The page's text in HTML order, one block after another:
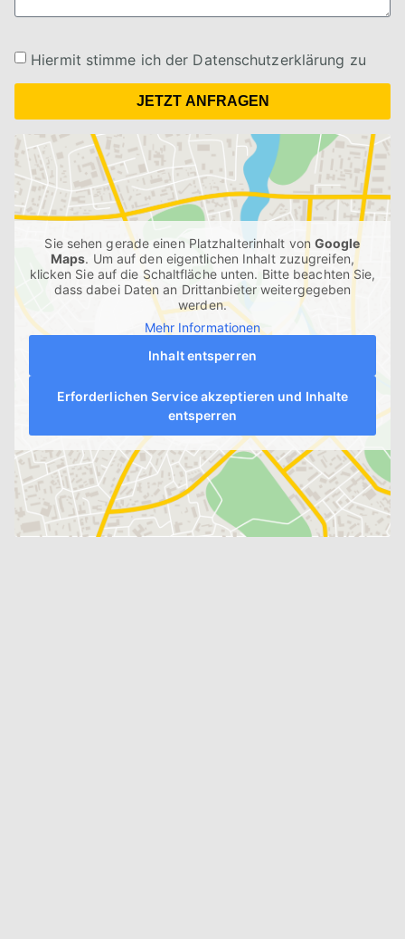
Hiermit stimme ich der Datenschutzerklärung zu
JETZT ANFRAGEN
Sie sehen gerade einen Platzhalterinhalt von Google
Maps. Um auf den eigentlichen Inhalt zuzugreifen,
klicken Sie auf die Schaltfläche unten. Bitte beachten Sie,
dass dabei Daten an Drittanbieter weitergegeben
werden.
Mehr Informationen
Inhalt entsperren
Erforderlichen Service akzeptieren und Inhalte
entsperren